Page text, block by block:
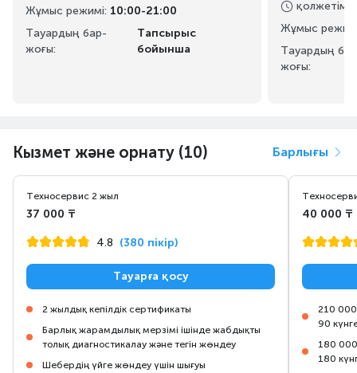
Жұмыс режимі: 10:00-21:00
Тауардың бар-
жоғы:
Тапсырыс
бойынша
қолжетімді
Жұмыс
Тауардың
жоғы:
Кызмет және орнату (10) Барлығы
Техносервис 2 жыл
37 000 ₸
4.8 (380 пікір)
Тауарға қосу
2 жылдық кепілдік сертификаты
Барлық жарамдылық мерзімі ішінде жабдықты
толық диагностикалау және тегін жөндеу
Шебердің үйге жөндеу үшін шығуы
40 000 ₸
210 000
90
180 000
180